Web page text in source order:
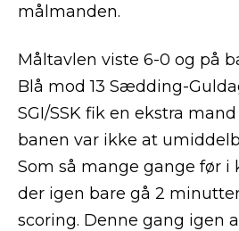
målmanden.
Måltavlen viste 6-0 og på
Blå mod 13 Sædding-
SGI/SSK fik en ekstra
banen var ikke at
Som så mange gange før i
der igen bare gå 2
scoring. Denne gang igen